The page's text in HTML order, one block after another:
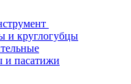
и круглогубцы
и пасатижи